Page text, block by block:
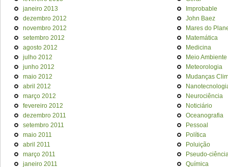
janeiro 2013
dezembro 2012
novembro 2012
setembro 2012
agosto 2012
julho 2012
junho 2012
maio 2012
abril 2012
março 2012
fevereiro 2012
dezembro 2011
setembro 2011
maio 2011
abril 2011
março 2011
janeiro 2011
Improbable
John Baez
Mares do
Matemática
Medicina
Meio Ambiente
Meteorologia
Mudanças
Neurociência
Noticiário
Oceanografia
Pessoal
Política
Poluição
Pseudo-
Química